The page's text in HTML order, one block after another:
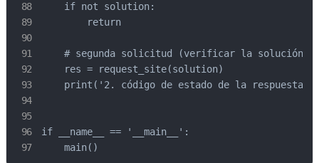
    if not solution:
        return
    # segunda solicitud (verificar la solución):
    res = request_site(solution)
print('2. código de estado de la
if __name__ == '__main__':
    main()